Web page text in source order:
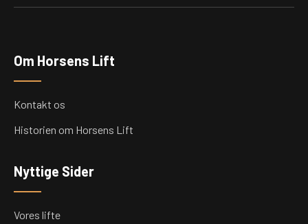
Om Horsens Lift
Kontakt os
Historien om Horsens Lift
Nyttige Sider
Vores lifte